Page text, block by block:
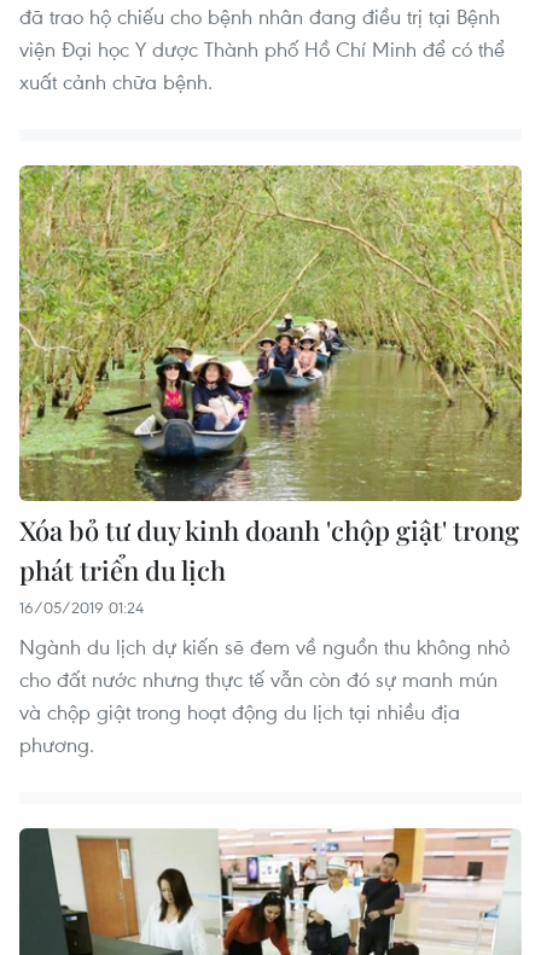
đã trao hộ chiếu cho bệnh nhân đang điều trị tại Bệnh
viện Đại học Y dược Thành phố Hồ Chí Minh để có thể
xuất cảnh chữa bệnh.
Xóa bỏ tư duy kinh doanh 'chộp giật' trong
phát triển du lịch
16/05/2019 01:24
Ngành du lịch dự kiến sẽ đem về nguồn thu không nhỏ
cho đất nước nhưng thực tế vẫn còn đó sự manh mún
và chộp giật trong hoạt động du lịch tại nhiều địa
phương.